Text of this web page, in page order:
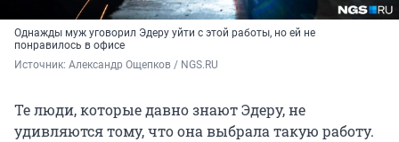
Однажды муж уговорил Эдеру уйти с этой работы, но ей не
понравилось в офисе
Источник: Александр Ощепков / NGS.RU
Те люди, которые давно знают Эдеру, не
удивляются тому, что она выбрала такую работу.